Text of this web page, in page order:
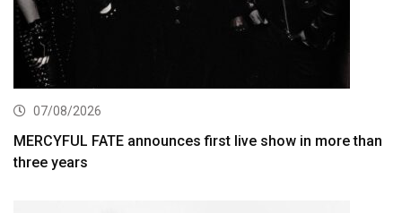
07/08/2026
MERCYFUL FATE announces first live show in more than
three years